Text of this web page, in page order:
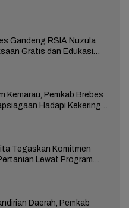
Gandeng RSIA Nuzula
Gratis dan Edukasi
Kemarau, Pemkab Brebes
Hadapi Kekeringan
Tegaskan Komitmen
Lewat Program
Daerah, Pemkab